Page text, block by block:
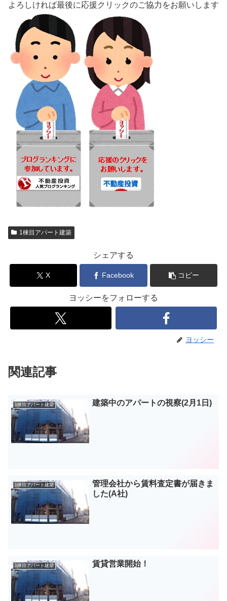
よろしければ最後に応援クリックのご協力をお願いします
1棟目アパート建築
シェアする
X Facebook コピー
ヨッシーをフォローする
ヨッシー
関連記事
1棟目アパート建築 建築中のアパートの視察(2月1日)
1棟目アパート建築
管理会社から賃料査定書が届きま
した(A社)
1棟目アパート建築 賃貸営業開始！